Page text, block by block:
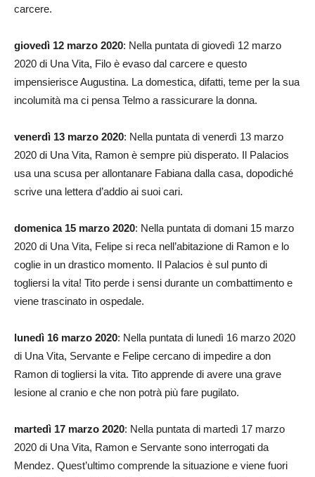
carcere.
giovedì 12 marzo 2020: Nella puntata di giovedì 12 marzo
2020 di Una Vita, Filo è evaso dal carcere e questo
impensierisce Augustina. La domestica, difatti, teme per la sua
incolumità ma ci pensa Telmo a rassicurare la donna.
venerdì 13 marzo 2020: Nella puntata di venerdì 13 marzo
2020 di Una Vita, Ramon è sempre più disperato. Il Palacios
usa una scusa per allontanare Fabiana dalla casa, dopodiché
scrive una lettera d’addio ai suoi cari.
domenica 15 marzo 2020: Nella puntata di domani 15 marzo
2020 di Una Vita, Felipe si reca nell’abitazione di Ramon e lo
coglie in un drastico momento. Il Palacios è sul punto di
togliersi la vita! Tito perde i sensi durante un combattimento e
viene trascinato in ospedale.
lunedì 16 marzo 2020: Nella puntata di lunedì 16 marzo 2020
di Una Vita, Servante e Felipe cercano di impedire a don
Ramon di togliersi la vita. Tito apprende di avere una grave
lesione al cranio e che non potrà più fare pugilato.
martedì 17 marzo 2020: Nella puntata di martedì 17 marzo
2020 di Una Vita, Ramon e Servante sono interrogati da
Mendez. Quest’ultimo comprende la situazione e viene fuori